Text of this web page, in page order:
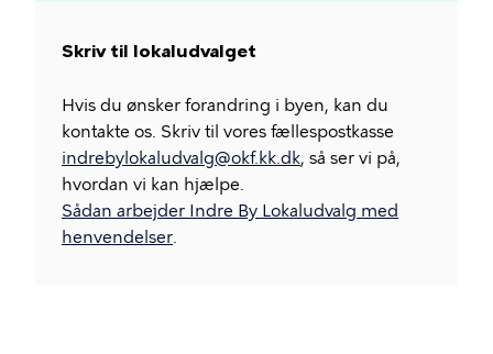
Skriv til lokaludvalget
Hvis du ønsker forandring i byen, kan du
kontakte os. Skriv til vores fællespostkasse
indrebylokaludvalg@okf.kk.dk, så ser vi på,
hvordan vi kan hjælpe.
Sådan arbejder Indre By Lokaludvalg med
henvendelser.